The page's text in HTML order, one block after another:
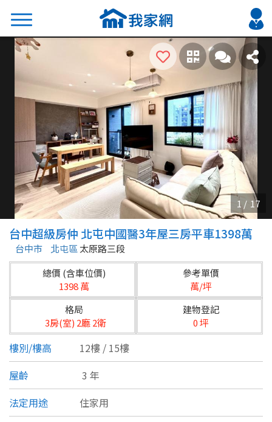
搜尋
熱門關鍵字
2026 台北降價好屋限量釋出
2026 新北降價好屋限量釋出
2026 台中降價好屋限量釋出
2026 台南降價好屋限量釋出
2026 高雄降價好屋限量釋出
縣市
不限
台北市
基隆市
新北市
宜蘭縣
桃園市
新竹市
區域
類型(可複選)
不拘 公寓
台中超級房仲 北屯中國醫3年屋三房平車1398萬
台中市 北屯區 太原路三段
總價 (含車位價)
1398 萬
參考單價
萬/坪
格局
3房(室) 2廳 2衛
建物登記
0 坪
樓別/樓高
12樓 / 15樓
屋齡
3 年
法定用途
住家用